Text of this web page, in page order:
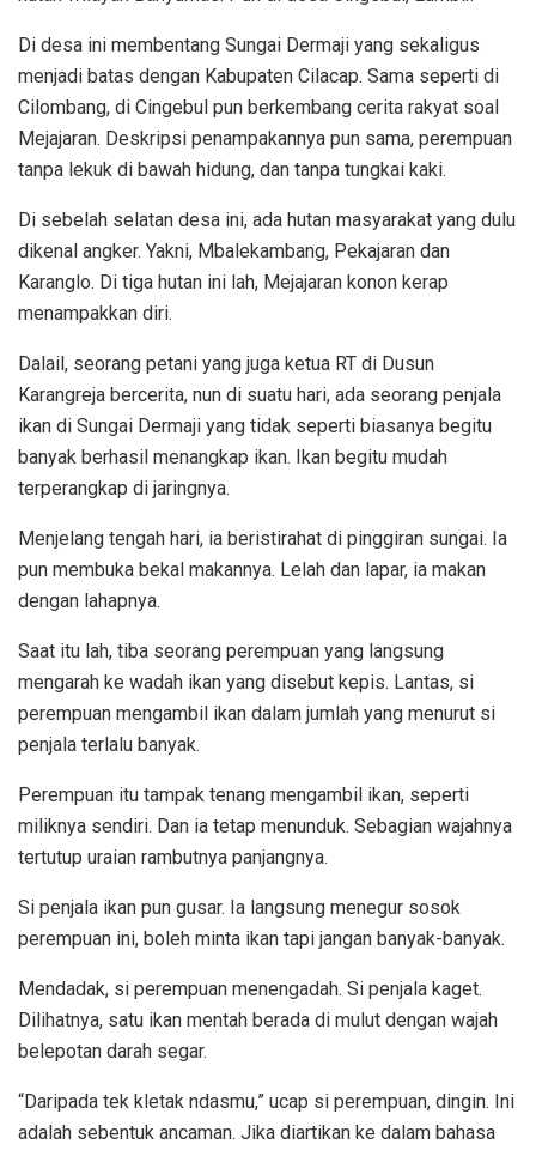
Di desa ini membentang Sungai Dermaji yang sekaligus
menjadi batas dengan Kabupaten Cilacap. Sama seperti di
Cilombang, di Cingebul pun berkembang cerita rakyat soal
Mejajaran. Deskripsi penampakannya pun sama, perempuan
tanpa lekuk di bawah hidung, dan tanpa tungkai kaki.
Di sebelah selatan desa ini, ada hutan masyarakat yang dulu
dikenal angker. Yakni, Mbalekambang, Pekajaran dan
Karanglo. Di tiga hutan ini lah, Mejajaran konon kerap
menampakkan diri.
Dalail, seorang petani yang juga ketua RT di Dusun
Karangreja bercerita, nun di suatu hari, ada seorang penjala
ikan di Sungai Dermaji yang tidak seperti biasanya begitu
banyak berhasil menangkap ikan. Ikan begitu mudah
terperangkap di jaringnya.
Menjelang tengah hari, ia beristirahat di pinggiran sungai. Ia
pun membuka bekal makannya. Lelah dan lapar, ia makan
dengan lahapnya.
Saat itu lah, tiba seorang perempuan yang langsung
mengarah ke wadah ikan yang disebut kepis. Lantas, si
perempuan mengambil ikan dalam jumlah yang menurut si
penjala terlalu banyak.
Perempuan itu tampak tenang mengambil ikan, seperti
miliknya sendiri. Dan ia tetap menunduk. Sebagian wajahnya
tertutup uraian rambutnya panjangnya.
Si penjala ikan pun gusar. Ia langsung menegur sosok
perempuan ini, boleh minta ikan tapi jangan banyak-banyak.
Mendadak, si perempuan menengadah. Si penjala kaget.
Dilihatnya, satu ikan mentah berada di mulut dengan wajah
belepotan darah segar.
“Daripada tek kletak ndasmu,” ucap si perempuan, dingin. Ini
adalah sebentuk ancaman. Jika diartikan ke dalam bahasa